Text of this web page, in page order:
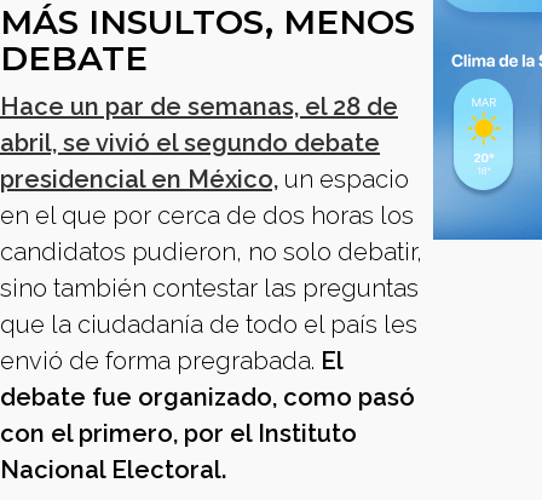
MÁS INSULTOS, MENOS
DEBATE
Hace un par de semanas, el 28 de
abril, se vivió el segundo debate
presidencial en México, un espacio
en el que por cerca de dos horas los
candidatos pudieron, no solo debatir,
sino también contestar las preguntas
que la ciudadanía de todo el país les
envió de forma pregrabada. El
debate fue organizado, como pasó
con el primero, por el Instituto
Nacional Electoral.